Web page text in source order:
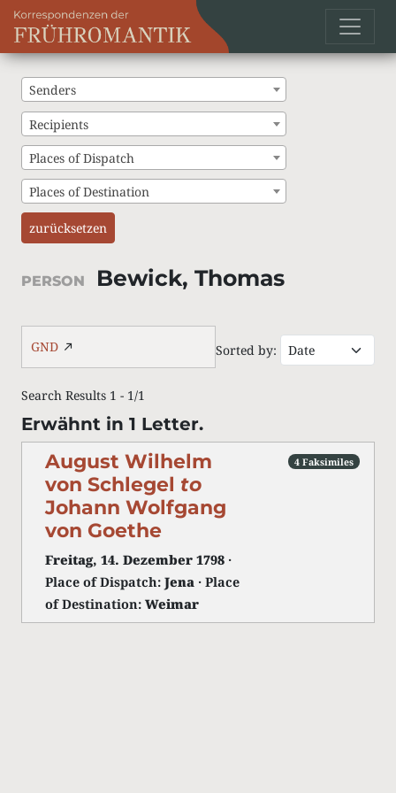
Senders
Recipients
Places of Dispatch
Places of Destination
zurücksetzen
PERSON Bewick, Thomas
GND Sorted by:
Search Results 1 - 1/1
Erwähnt in 1 Letter.
August Wilhelm
von Schlegel to
Johann Wolfgang
von Goethe
Freitag, 14. Dezember 1798 ·
Place of Dispatch: Jena · Place
of Destination: Weimar
4 Faksimiles